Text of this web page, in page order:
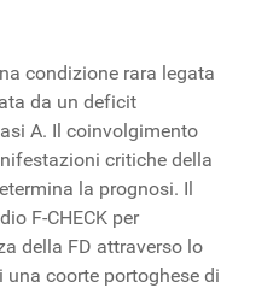
condizione rara legata
da un deficit
A. Il coinvolgimento
critiche della
la prognosi. Il
F-CHECK per
della FD attraverso lo
coorte portoghese di